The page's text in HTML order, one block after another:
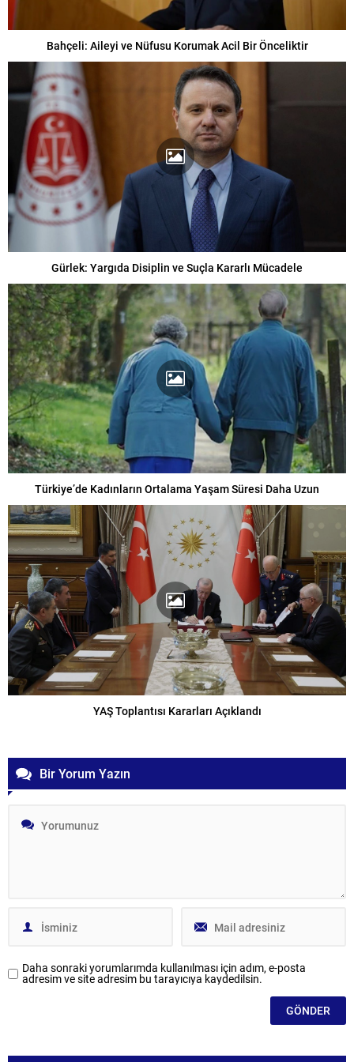
Bahçeli: Aileyi ve Nüfusu Korumak Acil Bir Önceliktir
Gürlek: Yargıda Disiplin ve Suçla Kararlı Mücadele
Türkiye’de Kadınların Ortalama Yaşam Süresi Daha Uzun
YAŞ Toplantısı Kararları Açıklandı
Bir Yorum Yazın
Daha sonraki yorumlarımda kullanılması için adım, e-posta
adresim ve site adresim bu tarayıcıya kaydedilsin.